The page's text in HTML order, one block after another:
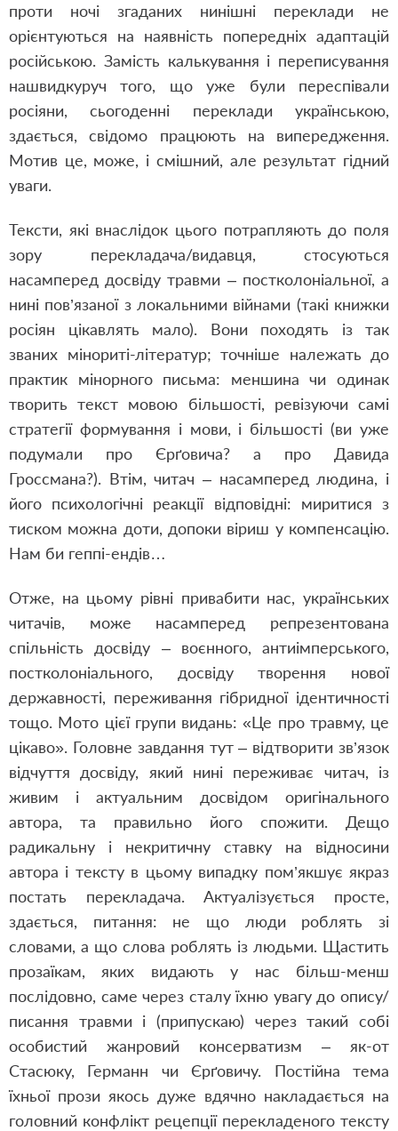
проти ночі згаданих нинішні переклади не
орієнтуються на наявність попередніх адаптацій
російською. Замість калькування і переписування
нашвидкуруч того, що уже були переспівали
росіяни, сьогоденні переклади українською,
здається, свідомо працюють на випередження.
Мотив це, може, і смішний, але результат гідний
уваги.
Тексти, які внаслідок цього потрапляють до поля
зору перекладача/видавця, стосуються
насамперед досвіду травми – постколоніальної, а
нині пов’язаної з локальними війнами (такі книжки
росіян цікавлять мало). Вони походять із так
званих мінориті-літератур; точніше належать до
практик мінорного письма: меншина чи одинак
творить текст мовою більшості, ревізуючи самі
стратегії формування і мови, і більшості (ви уже
подумали про Єрґовича? а про Давида
Гроссмана?). Втім, читач – насамперед людина, і
його психологічні реакції відповідні: миритися з
тиском можна доти, допоки віриш у компенсацію.
Нам би геппі-ендів…
Отже, на цьому рівні привабити нас, українських
читачів, може насамперед репрезентована
спільність досвіду – воєнного, антиімперського,
постколоніального, досвіду творення нової
державності, переживання гібридної ідентичності
тощо. Мото цієї групи видань: «Це про травму, це
цікаво». Головне завдання тут – відтворити зв’язок
відчуття досвіду, який нині переживає читач, із
живим і актуальним досвідом оригінального
автора, та правильно його спожити. Дещо
радикальну і некритичну ставку на відносини
автора і тексту в цьому випадку пом’якшує якраз
постать перекладача. Актуалізується просте,
здається, питання: не що люди роблять зі
словами, а що слова роблять із людьми. Щастить
прозаїкам, яких видають у нас більш-менш
послідовно, саме через сталу їхню увагу до опису/
писання травми і (припускаю) через такий собі
особистий жанровий консерватизм – як-от
Стасюку, Германн чи Єрґовичу. Постійна тема
їхньої прози якось дуже вдячно накладається на
головний конфлікт рецепції перекладеного тексту